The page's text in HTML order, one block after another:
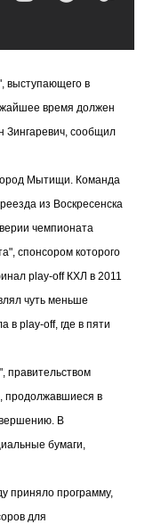
выступающего в
время должен
Зингаревич, сообщил
Мытищи. Команда
из Воскресенска
чемпионата
спонсором которого
play-off КХЛ в 2011
чуть меньше
в play-off, где в пяти
правительством
продолжавшиеся в
В
бумаги,
приняло программу,
для